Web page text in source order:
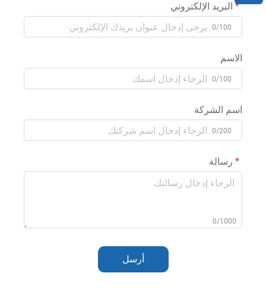
البريد الإلكتروني
0/100
الاسم
0/100
اسم الشركة
0/200
رسالة
0/1000
أرسل